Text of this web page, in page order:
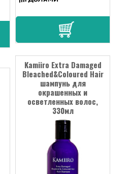
Kamiiro Extra Damaged
Bleached&Coloured Hair
шампунь для
окрашенных и
осветленных волос,
330мл